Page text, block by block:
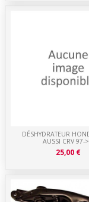
DÉSHYDRATEUR
AUSSI CRV 97-
25,00 €